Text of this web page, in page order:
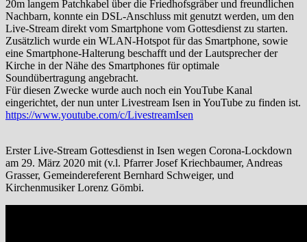
20m langem Patchkabel über die Friedhofsgräber und freundlichen
Nachbarn, konnte ein DSL-Anschluss mit genutzt werden, um den
Live-Stream direkt vom Smartphone vom Gottesdienst zu starten.
Zusätzlich wurde ein WLAN-Hotspot für das Smartphone, sowie
eine Smartphone-Halterung beschafft und der Lautsprecher der
Kirche in der Nähe des Smartphones für optimale
Soundübertragung angebracht.
Für diesen Zwecke wurde auch noch ein YouTube Kanal
eingerichtet, der nun unter Livestream Isen in YouTube zu finden ist.
https://www.youtube.com/c/LivestreamIsen
Erster Live-Stream Gottesdienst in Isen wegen Corona-Lockdown
am 29. März 2020 mit (v.l. Pfarrer Josef Kriechbaumer, Andreas
Grasser, Gemeindereferent Bernhard Schweiger, und
Kirchenmusiker Lorenz Gömbi.